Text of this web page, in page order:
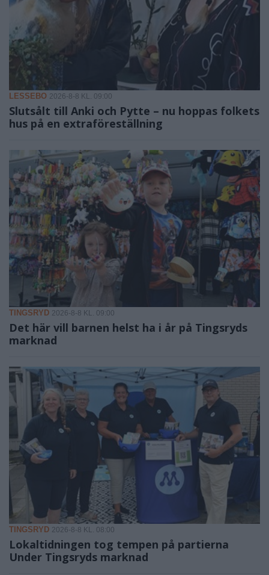
LESSEBO 2026-8-8 KL. 09:00
Slutsålt till Anki och Pytte – nu hoppas folkets
hus på en extraföreställning
TINGSRYD 2026-8-8 KL. 09:00
Det här vill barnen helst ha i år på Tingsryds
marknad
TINGSRYD 2026-8-8 KL. 08:00
Lokaltidningen tog tempen på partierna
Under Tingsryds marknad